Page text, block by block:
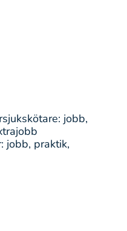
jobb,
jobb, praktik,